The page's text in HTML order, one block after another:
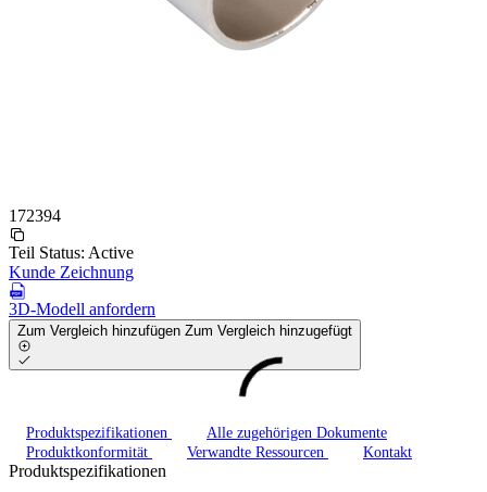
172394
Teil Status: Active
Kunde Zeichnung
3D-Modell anfordern
Zum Vergleich hinzufügen Zum Vergleich hinzugefügt
Produktspezifikationen
Alle zugehörigen Dokumente
Produktkonformität
Verwandte Ressourcen Kontakt
Produktspezifikationen